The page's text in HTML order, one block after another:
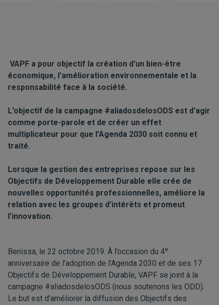
VAPF a pour objectif la création d’un bien-être
économique, l’amélioration environnementale et la
responsabilité face à la société.
L’objectif de la campagne #aliadosdelosODS est d’agir
comme porte-parole et de créer un effet
multiplicateur pour que l’Agenda 2030 soit connu et
traité.
Lorsque la gestion des entreprises repose sur les
Objectifs de Développement Durable elle crée de
nouvelles opportunités professionnelles, améliore la
relation avec les groupes d’intérêts et promeut
l’innovation.
Benissa, le 22 octobre 2019. À l’occasion du 4e
anniversaire de l’adoption de l’Agenda 2030 et de ses 17
Objectifs de Développement Durable, VAPF se joint à la
campagne #aliadosdelosODS (nous soutenons les ODD).
Le but est d’améliorer la diffusion des Objectifs des